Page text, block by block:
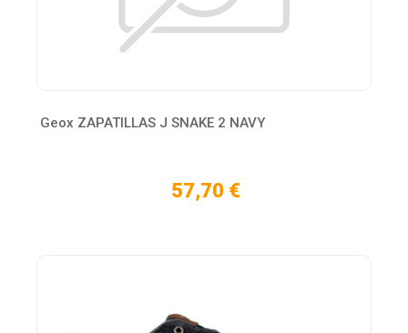
Geox ZAPATILLAS J SNAKE 2 NAVY
57,70 €